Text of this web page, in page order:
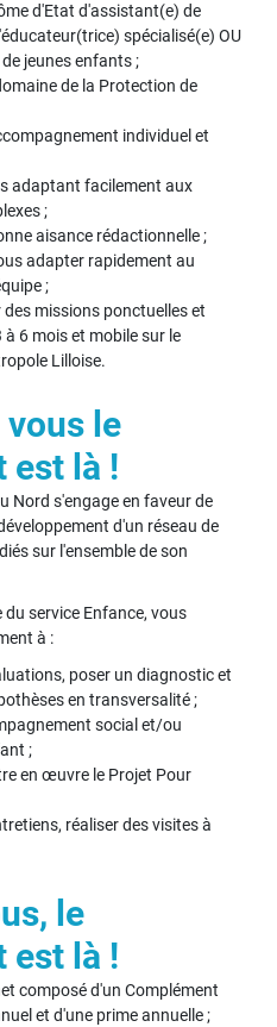
d'Etat d'assistant(e) de
spécialisé(e) OU
jeunes enfants ;
de la Protection de
individuel et
adaptant facilement aux
;
aisance rédactionnelle ;
adapter rapidement au
;
missions ponctuelles et
6 mois et mobile sur le
Lilloise.
vous le
est là !
Nord s'engage en faveur de
d'un réseau de
sur l'ensemble de son
du service Enfance, vous
à :
poser un diagnostic et
en transversalité ;
social et/ou
;
en œuvre le Projet Pour
réaliser des visites à
le
est là !
composé d'un Complément
et d'une prime annuelle ;